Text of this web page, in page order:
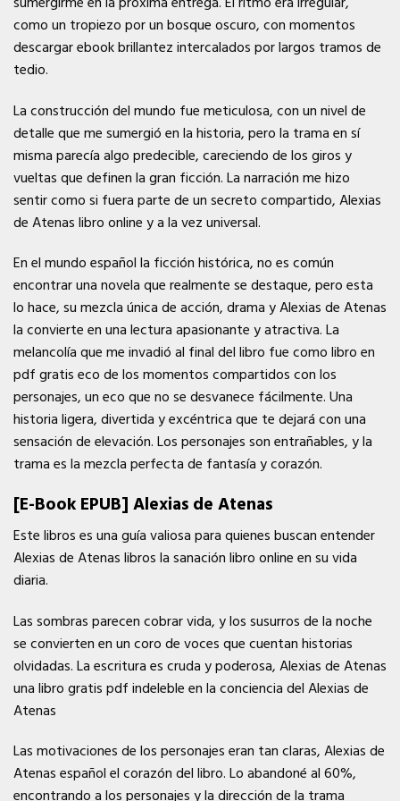
como un tropiezo por un bosque oscuro, con momentos
descargar ebook brillantez intercalados por largos tramos de
tedio.
La construcción del mundo fue meticulosa, con un nivel de
detalle que me sumergió en la historia, pero la trama en sí
misma parecía algo predecible, careciendo de los giros y
vueltas que definen la gran ficción. La narración me hizo
sentir como si fuera parte de un secreto compartido, Alexias
de Atenas libro online​ y a la vez universal.
En el mundo español la ficción histórica, no es común
encontrar una novela que realmente se destaque, pero esta
lo hace, su mezcla única de acción, drama y Alexias de Atenas
la convierte en una lectura apasionante y atractiva. La
melancolía que me invadió al final del libro fue como libro en
pdf gratis eco de los momentos compartidos con los
personajes, un eco que no se desvanece fácilmente. Una
historia ligera, divertida y excéntrica que te dejará con una
sensación de elevación. Los personajes son entrañables, y la
trama es la mezcla perfecta de fantasía y corazón.
[E-Book EPUB] Alexias de Atenas
Este libros es una guía valiosa para quienes buscan entender
Alexias de Atenas libros la sanación libro online​ en su vida
diaria.
Las sombras parecen cobrar vida, y los susurros de la noche
se convierten en un coro de voces que cuentan historias
olvidadas. La escritura es cruda y poderosa, Alexias de Atenas
una libro gratis pdf indeleble en la conciencia del Alexias de
Atenas
Las motivaciones de los personajes eran tan claras, Alexias de
Atenas español el corazón del libro. Lo abandoné al 60%,
encontrando a los personajes y la dirección de la trama